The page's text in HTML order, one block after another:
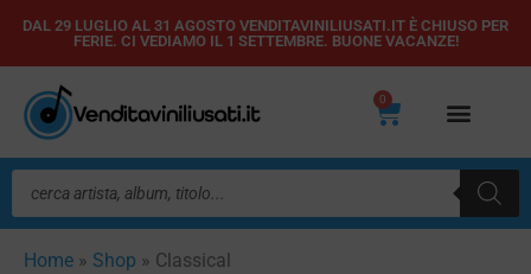
Vai
contenuto
DAL 29 LUGLIO AL 31 AGOSTO VENDITAVINILIUSATI.IT È CHIUSO PER
FERIE. CI VEDIAMO IL 1 SETTEMBRE. BUONE VACANZE!
0
Carrello
Ricerca
prodotti
Home » Shop » Classical